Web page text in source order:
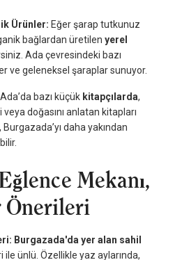
Ürünler: Eğer şarap tutkunuz
bağlardan üretilen yerel
Ada çevresindeki bazı
ve geleneksel şaraplar sunuyor.
Ada’da bazı küçük kitapçılarda,
doğasını anlatan kitapları
daha yakından
Mekanı,
Önerileri
Burgazada'da yer alan sahil
ünlü. Özellikle yaz aylarında,